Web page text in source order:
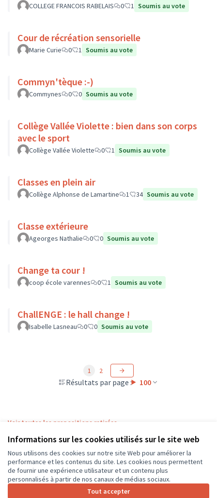
Informations sur les cookies utilisés sur le site web
Nous utilisons des cookies sur notre site Web pour améliorer la
performance et les contenus du site. Les cookies nous permettent
de fournir une expérience utilisateur et un contenu plus
personnalisés à partir de nos canaux de médias sociaux.
Tout accepter
COLLEGE FRANCOIS RABELAIS 0 1 Soumis au vote
Cour de récréation sensorielle
Marie Curie 0 1 Soumis au vote
Commyn'tèque :-)
Commynes 0 0 Soumis au vote
Collège Vallée Violette : bien dans son corps
avec le sport
Collège Vallée Violette 0 1 Soumis au vote
Classes en plein air
Collège Alphonse de Lamartine 1 34 Soumis au vote
Classe extérieure
Ageorges Nathalie 0 0 Soumis au vote
Change ta cour !
coop école varennes 0 1 Soumis au vote
ChallENGE : le hall change !
Isabelle Lasneau 0 0 Soumis au vote
Résultats par page : 100
1 2
Voir toutes les propositions retirées
Conditions d'utilisation
Paramètres des cookies
CD37 sur X
(Lien externe)
CD37 sur Facebook
CD37 sur Instagram
CD37 sur YouTube
(Lien externe)